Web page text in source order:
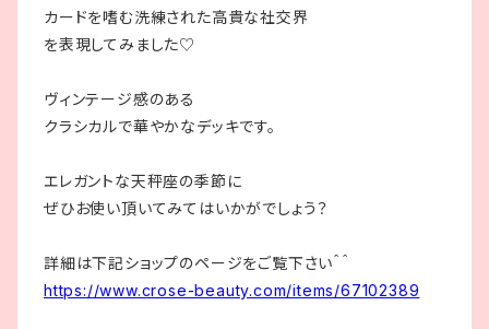
カードを嗜む洗練された高貴な社交界
を表現してみました♡
ヴィンテージ感のある
クラシカルで華やかなデッキです。
エレガントな天秤座の季節に
ぜひお使い頂いてみてはいかがでしょう？
詳細は下記ショップのページをご覧下さい＾＾
https://www.crose-beauty.com/items/67102389